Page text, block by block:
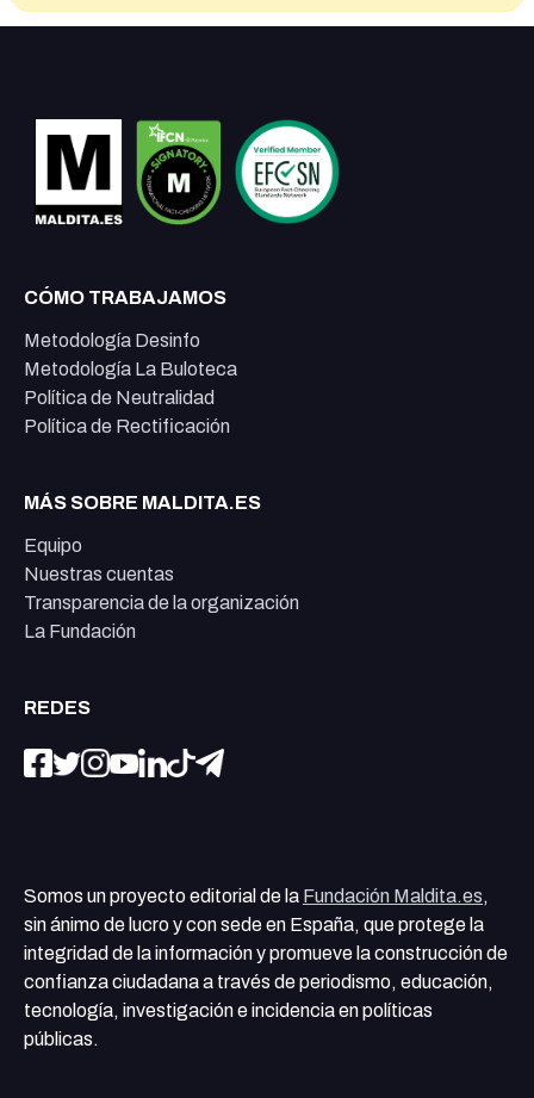
CÓMO TRABAJAMOS
Metodología Desinfo
Metodología La Buloteca
Política de Neutralidad
Política de Rectificación
MÁS SOBRE MALDITA.ES
Equipo
Nuestras cuentas
Transparencia de la organización
La Fundación
REDES
Somos un proyecto editorial de la Fundación Maldita.es,
sin ánimo de lucro y con sede en España, que protege la
integridad de la información y promueve la construcción de
confianza ciudadana a través de periodismo, educación,
tecnología, investigación e incidencia en políticas
públicas.